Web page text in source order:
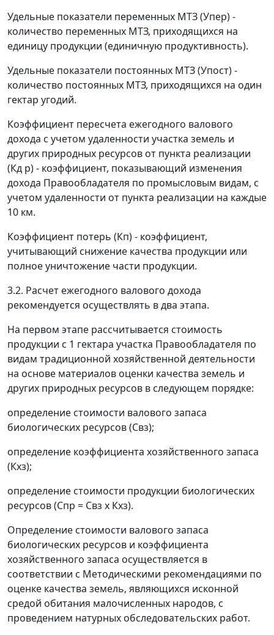
Удельные показатели переменных МТЗ (Упер) -
количество переменных МТЗ, приходящихся на
единицу продукции (единичную продуктивность).
Удельные показатели постоянных МТЗ (Упост) -
количество постоянных МТЗ, приходящихся на один
гектар угодий.
Коэффициент пересчета ежегодного валового
дохода с учетом удаленности участка земель и
других природных ресурсов от пункта реализации
(Кд р) - коэффициент, показывающий изменения
дохода Правообладателя по промысловым видам, с
учетом удаленности от пункта реализации на каждые
10 км.
Коэффициент потерь (Кп) - коэффициент,
учитывающий снижение качества продукции или
полное уничтожение части продукции.
3.2. Расчет ежегодного валового дохода
рекомендуется осуществлять в два этапа.
На первом этапе рассчитывается стоимость
продукции с 1 гектара участка Правообладателя по
видам традиционной хозяйственной деятельности
на основе материалов оценки качества земель и
других природных ресурсов в следующем порядке:
определение стоимости валового запаса
биологических ресурсов (Свз);
определение коэффициента хозяйственного запаса
(Кхз);
определение стоимости продукции биологических
ресурсов (Спр = Свз х Кхз).
Определение стоимости валового запаса
биологических ресурсов и коэффициента
хозяйственного запаса осуществляется в
соответствии с Методическими рекомендациями по
оценке качества земель, являющихся исконной
средой обитания малочисленных народов, с
проведением натурных обследовательских работ.